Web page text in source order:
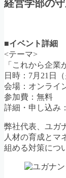
経営学部の
■イベント詳細
<テーマ>
「これから企業
日時：7月21日
会場：オンライ
参加費：無料
詳細・申し込み：
弊社代表、ユガ
人材の育成とマ
組める対策につ